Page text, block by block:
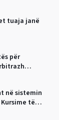
tuaja janë
për
në sistemin
të